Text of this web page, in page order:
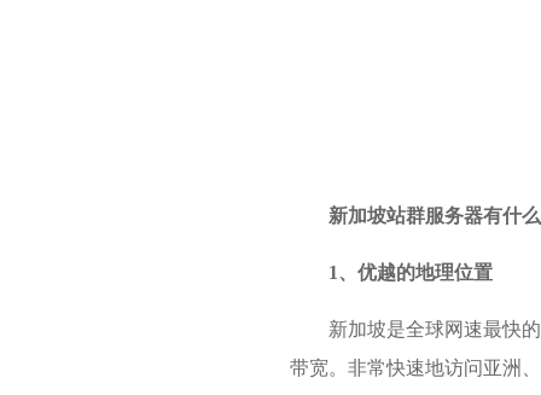
新加坡站群服务器有什
1、优越的地理位置
新加坡是全球网速最快
带宽。非常快速地访问亚洲